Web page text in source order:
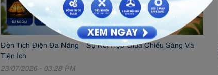
Đèn Tích Điện Đa Năng – Sự Kết Hợp Giữa Chiếu Sáng Và
Tiện Ích
23/07/2026 - 03:28 PM